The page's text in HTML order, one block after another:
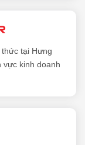
tại Hưng
vực kinh doanh